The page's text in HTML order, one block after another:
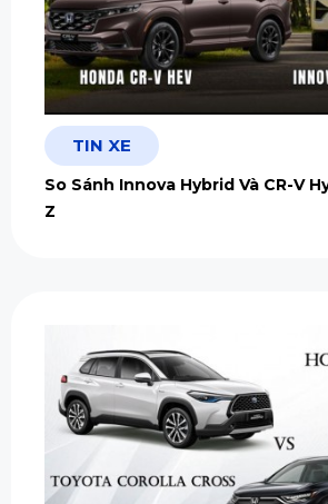
TIN XE
So Sánh Innova Hybrid Và CR-V
Z